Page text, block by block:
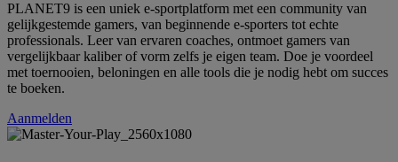
PLANET9 is een uniek e-sportplatform met een community van
gelijkgestemde gamers, van beginnende e-sporters tot echte
professionals. Leer van ervaren coaches, ontmoet gamers van
vergelijkbaar kaliber of vorm zelfs je eigen team. Doe je voordeel
met toernooien, beloningen en alle tools die je nodig hebt om succes
te boeken.
Aanmelden